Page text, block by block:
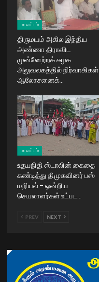
மாவட்டம்
திருமயம் அகில இந்திய
அண்ணா திராவிட
முன்னேற்றக் கழக
அலுவலகத்தில் நிர்வாகிகள்
ஆலோசனைக்…
மாவட்டம்
உதயநிதி ஸ்டாலின் கைதை
கண்டித்து திமுகவினர் பஸ்
மறியல் – ஒன்றிய
செயலாளர்கள் உட்பட…
PREV NEXT